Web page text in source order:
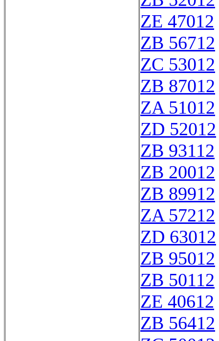
ZE 47012
ZB 56712
ZC 53012
ZB 87012
ZA 51012
ZD 52012
ZB 93112
ZB 20012
ZB 89912
ZA 57212
ZD 63012
ZB 95012
ZB 50112
ZE 40612
ZB 56412